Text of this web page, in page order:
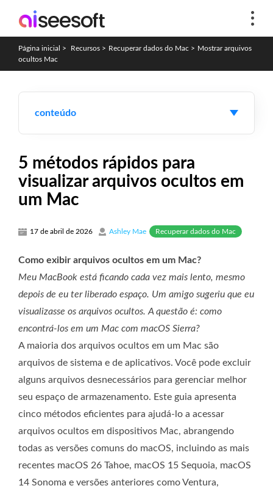
Página inicial > Recursos > Recuperar dados do Mac > Mostrar arquivos
ocultos Mac
conteúdo
5 métodos rápidos para
visualizar arquivos ocultos em
um Mac
17 de abril de 2026 Ashley Mae Recuperar dados do Mac
Como exibir arquivos ocultos em um Mac?
Meu MacBook está ficando cada vez mais lento, mesmo
depois de eu ter liberado espaço. Um amigo sugeriu que eu
visualizasse os arquivos ocultos. A questão é: como
encontrá-los em um Mac com macOS Sierra?
A maioria dos arquivos ocultos em um Mac são
arquivos de sistema e de aplicativos. Você pode excluir
alguns arquivos desnecessários para gerenciar melhor
seu espaço de armazenamento. Este guia apresenta
cinco métodos eficientes para ajudá-lo a acessar
arquivos ocultos em dispositivos Mac, abrangendo
todas as versões comuns do macOS, incluindo as mais
recentes macOS 26 Tahoe, macOS 15 Sequoia, macOS
14 Sonoma e versões anteriores como Ventura,